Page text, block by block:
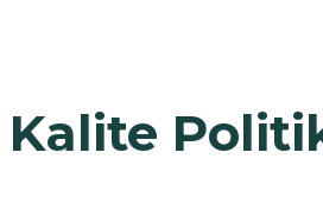
Kalite